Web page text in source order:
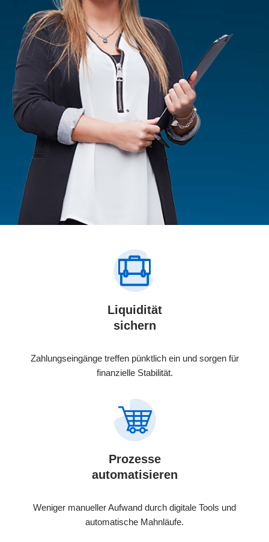
Liquidität
sichern
Zahlungseingänge treffen pünktlich ein und sorgen für
finanzielle Stabilität.
Prozesse
automatisieren
Weniger manueller Aufwand durch digitale Tools und
automatische Mahnläufe.